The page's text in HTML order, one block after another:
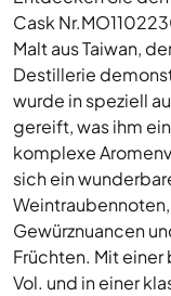
Cask
Malt aus Taiwan,
Destillerie
wurde in speziell
gereift, was ihm
komplexe
sich ein
Gewürznuancen
Früchten. Mit einer
Vol. und in einer